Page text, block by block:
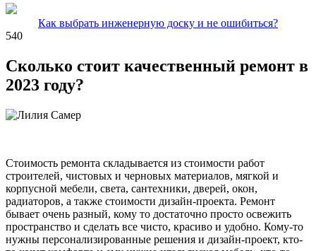
Как выбрать инженерную доску и не ошибиться?
540
Сколько стоит качественный ремонт в
2023 году?
Стоимость ремонта складывается из стоимости работ
строителей, чистовых и черновых материалов, мягкой и
корпусной мебели, света, сантехники, дверей, окон,
радиаторов, а также стоимости дизайн-проекта. Ремонт
бывает очень разный, кому то достаточно просто освежить
пространство и сделать все чисто, красиво и удобно. Кому-то
нужны персонализированные решения и дизайн-проект, кто-